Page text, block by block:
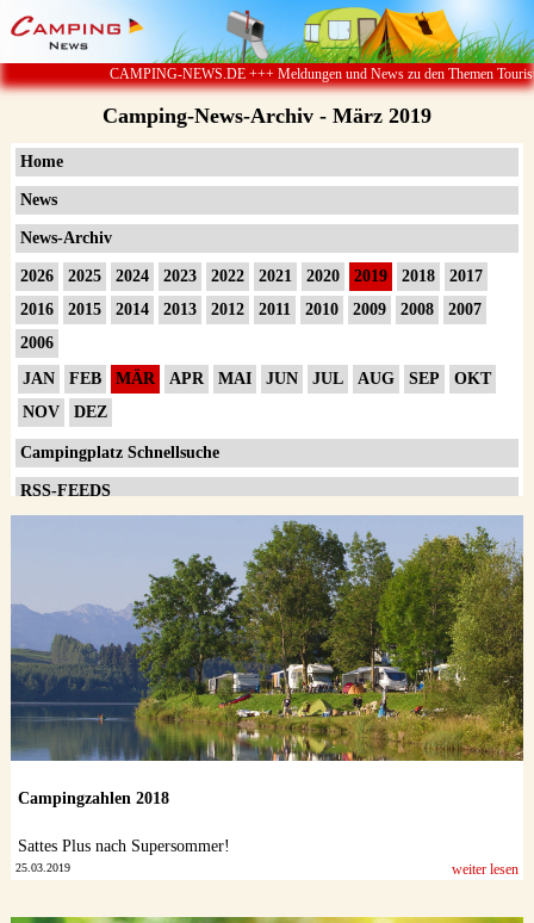
CAMPING-NEWS.DE +++ Meldungen und News zu den Themen Touristik
Camping-News-Archiv - März 2019
Home
News
News-Archiv
2026 2025 2024 2023 2022 2021 2020 2019 2018
2017
2016
2015 2014 2013 2012 2011 2010 2009 2008
2007
2006
JAN
FEB MÄR APR MAI JUN JUL AUG SEP
OKT
NOV
DEZ
Campingplatz Schnellsuche
RSS-FEEDS
Datenschutzerklärung
Campingzahlen 2018
Sattes Plus nach Supersommer!
25.03.2019 weiter lesen